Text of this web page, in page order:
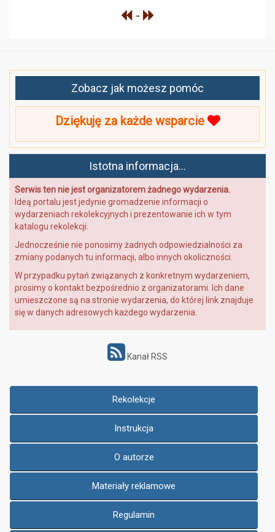
-
Zobacz jak możesz pomóc
Dziękuję za każde wsparcie
Istotna informacja...
Serwis ten nie jest organizatorem żadnego wydarzenia.
Ideą portalu jest jedynie gromadzenie informacji o
wydarzeniach rekolekcyjnych i prezentowanie ich w tym
katalogu rekolekcji.
Jednocześnie nie ponosimy żadnych odpowiedzialności za
zmiany podanych tu informacji, albo innych okoliczności.
W przypadku pytań związanych z konkretnym wydarzeniem,
prosimy o kontakt bezpośrednio z organizatorami. Ich dane
umieszczone są na stronie wydarzenia, do której link znajduje
się w danych adresowych każdego wydarzenia.
Kanał RSS
Rekolekcje
Instrukcja
O autorze
Materiały reklamowe
Regulamin